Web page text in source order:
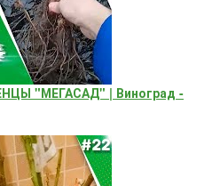
"МЕГАСАД" | Виноград -